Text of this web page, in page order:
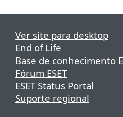
Ver site para desktop
End of Life
Base de conhecimento
Fórum ESET
ESET Status Portal
Suporte regional